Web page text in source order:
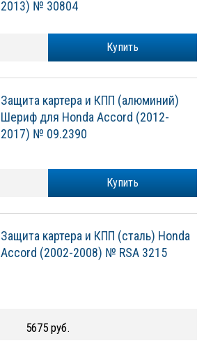
2013) № 30804
Купить
Защита картера и КПП (алюминий)
Шериф для Honda Accord (2012-
2017) № 09.2390
Купить
Защита картера и КПП (сталь) Honda
Accord (2002-2008) № RSA 3215
5675 руб.